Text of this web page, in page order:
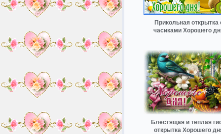
Прикольная открытка
часиками Хорошего
Блестящая и теплая
открытка Хорошего